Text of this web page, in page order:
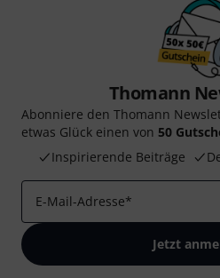
Thomann
Abonniere den Thomann
etwas Glück einen von 50
Inspirierende Beiträge
E-Mail-Adresse*
Jetzt